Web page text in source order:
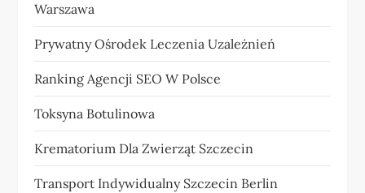
Warszawa
Prywatny Ośrodek Leczenia Uzależnień
Ranking Agencji SEO W Polsce
Toksyna Botulinowa
Krematorium Dla Zwierząt Szczecin
Transport Indywidualny Szczecin Berlin